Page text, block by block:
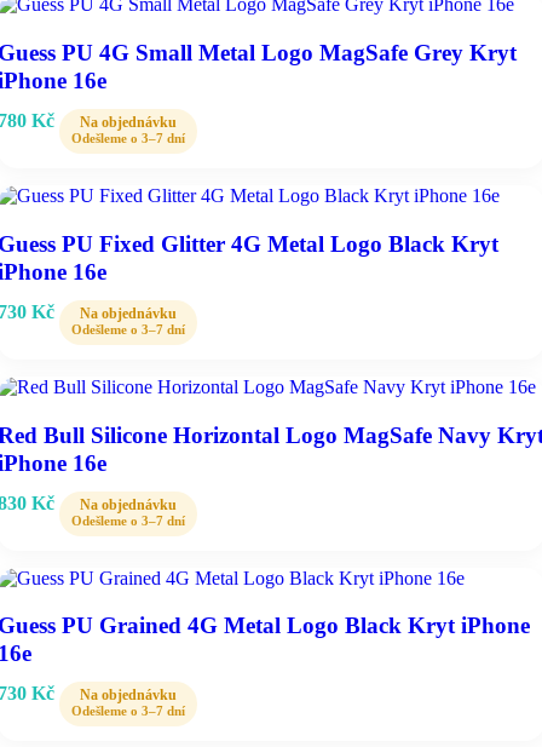
PU 4G Small Metal Logo MagSafe Grey Kryt
16e
Kč
PU Fixed Glitter 4G Metal Logo Black Kryt
16e
Kč
Bull Silicone Horizontal Logo MagSafe Navy
16e
Kč
PU Grained 4G Metal Logo Black Kryt iPhone
Kč